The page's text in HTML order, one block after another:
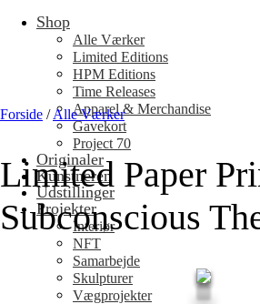
FortsætShop
Alle Værker
Limited Editions
HPM Editions
Time Releases
Apparel & Merchandise
Gavekort
Project 70
Originaler
Kunstneren
Udstillinger
Projekter
Interiør
NFT
Samarbejde
Skulpturer
Vægprojekter
Forside / Alle Værker
Limited Paper
Subconscious